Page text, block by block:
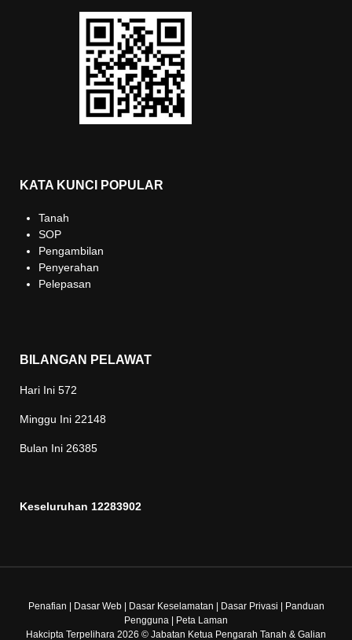
KATA KUNCI POPULAR
Tanah
SOP
Pengambilan
Penyerahan
Pelepasan
BILANGAN PELAWAT
Hari Ini 572
Minggu Ini 22148
Bulan Ini 26385
Keseluruhan 12283902
Penafian Dasar Web| Dasar Keselamatan Dasar Privasi
Panduan
Pengguna
Peta Laman
Hakcipta Terpelihara 2026 © Jabatan Ketua Pengarah Tanah & Galian